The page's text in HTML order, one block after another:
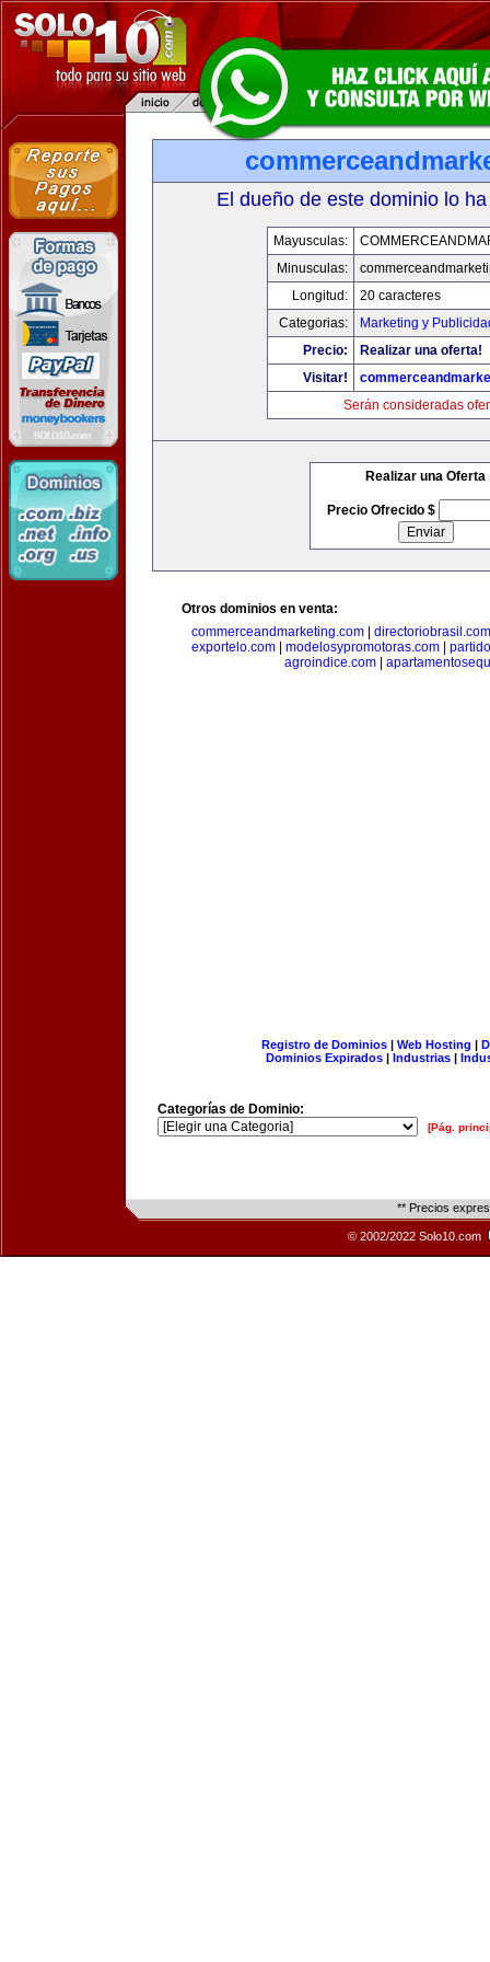
El dueño de este dominio lo
Mayusculas:
Minusculas:
Longitud:
20 caracteres
Categorias:
Marketing y
Precio:
Realizar una oferta!
Visitar!
Serán consideradas
Realizar una Oferta
Precio Ofrecido $
Otros dominios en venta:
commerceandmarketing.com| directoriobrasil.com
exportelo.com
modelosypromotoras.com
agroindice.com
Registro de Dominios| Web Hosting |
Dominios Expirados | Industrias |
Categorías de Dominio:
[Pág.
** Precios
© 2002/2022 Solo10.com